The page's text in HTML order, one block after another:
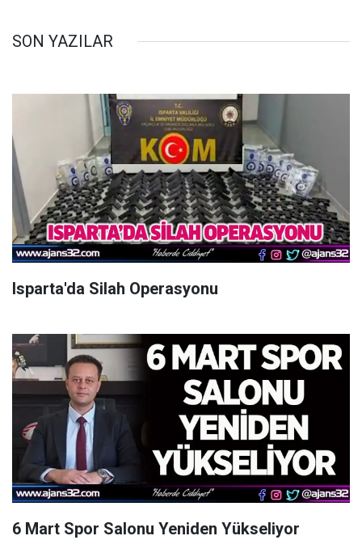
SON YAZILAR
Isparta'da Silah Operasyonu
6 Mart Spor Salonu Yeniden Yükseliyor